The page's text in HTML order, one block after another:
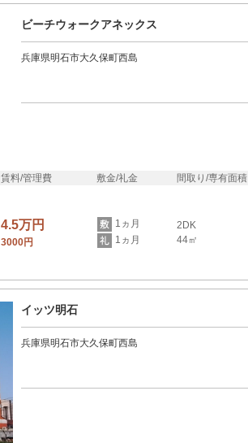
ビーチウォークアネックス
兵庫県明石市大久保町西島
賃料/管理費 敷金/礼金 間取り/専有面積
4.5万円
3000円
1ヵ月
1ヵ月
2DK
44㎡
イッツ明石
兵庫県明石市大久保町西島